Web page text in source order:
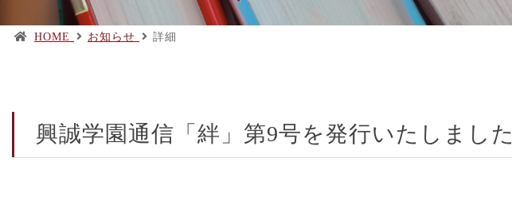
HOME お知らせ 詳細
興誠学園通信「絆」第9号を発行いたしました